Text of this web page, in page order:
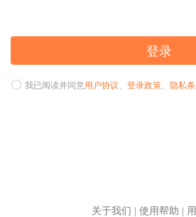
登录
我已阅读并同意用户协议、 登录政策、 隐私
关于我们 使用帮助